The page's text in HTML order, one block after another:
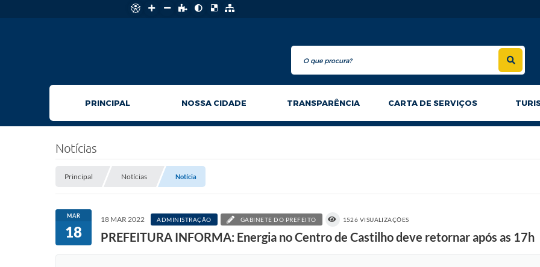
PRINCIPAL NOSSA CIDADE TRANSPARÊNCIA CARTA DE SERVIÇOS
Notícias
Principal Notícias Notícia
MAR
18
18 MAR 2022 ADMINISTRAÇÃO GABINETE DO PREFEITO 1526 VISUALIZAÇÕES
PREFEITURA INFORMA: Energia no Centro de Castilho deve retornar após as 17h